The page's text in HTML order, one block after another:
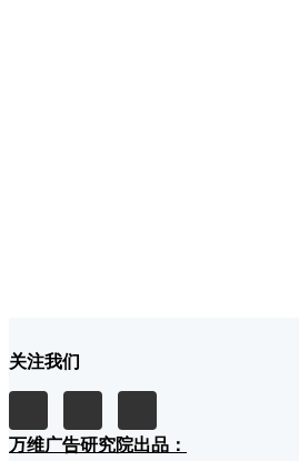
关注我们
万维广告研究院出品：